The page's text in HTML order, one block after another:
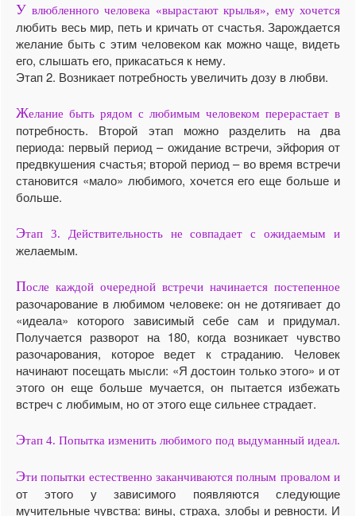
У влюбленного человека «вырастают крылья», ему хочется
любить весь мир, петь и кричать от счастья. Зарождается
желание быть с этим человеком как можно чаще, видеть
его, слышать его, прикасаться к нему.
Этап 2. Возникает потребность увеличить дозу в любви.
Желание быть рядом с любимым человеком перерастает в
потребность. Второй этап можно разделить на два
периода: первый период – ожидание встречи, эйфория от
предвкушения счастья; второй период – во время встречи
становится «мало» любимого, хочется его еще больше и
больше.
Этап 3. Действительность не совпадает с ожидаемым и
желаемым.
После каждой очередной встречи начинается постепенное
разочарование в любимом человеке: он не дотягивает до
«идеала» которого зависимый себе сам и придумал.
Получается разворот на 180, когда возникает чувство
разочарования, которое ведет к страданию. Человек
начинают посещать мысли: «Я достоин только этого» и от
этого он еще больше мучается, он пытается избежать
встреч с любимым, но от этого еще сильнее страдает.
Этап 4. Попытка изменить любимого под выдуманный идеал.
Эти попытки естественно заканчиваются полным провалом и
от этого у зависимого появляются следующие
мучительные чувства: вины, страха, злобы и ревности. И